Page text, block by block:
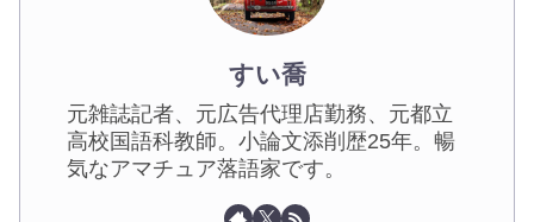
すい喬
元雑誌記者、元広告代理店勤務、元都立
高校国語科教師。小論文添削歴25年。暢
気なアマチュア落語家です。